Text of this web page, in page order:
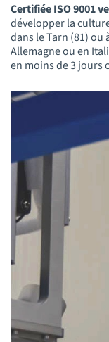
Certifiée ISO 9001
développer la
dans le Tarn (81) ou
Allemagne ou en
en moins de 3 jours